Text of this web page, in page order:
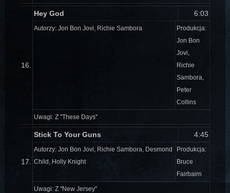
16.
Hey God 6:03
Autorzy: Jon Bon Jovi, Richie Sambora
Produkcja:
Jon Bon
Jovi,
Richie
Sambora,
Peter
Collins
Uwagi: Z ''These Days''
17.
Stick To Your Guns 4:45
Autorzy: Jon Bon Jovi, Richie Sambora, Desmond
Child, Holly Knight
Produkcja:
Bruce
Fairbairn
Uwagi: Z ''New Jersey''